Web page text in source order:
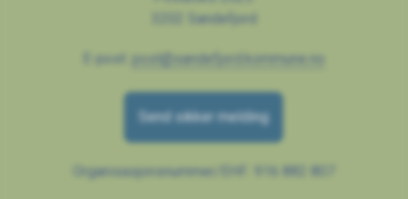
3202 Sandefjord
post@sandefjord.kommune.no
Send sikker melding
Organisasjonsnummer/EHF: 916 882 807